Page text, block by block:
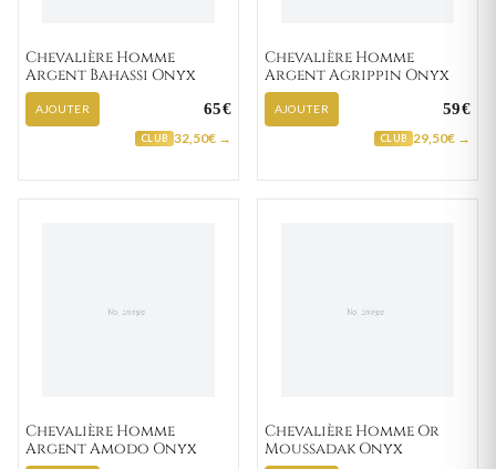
Chevalière Homme
Argent Bahassi Onyx
AJOUTER 65€
CLUB 32,50€ →
Chevalière Homme
Argent Agrippin Onyx
AJOUTER 59€
CLUB 29,50€ →
Chevalière Homme
Argent Amodo Onyx
Chevalière Homme Or
Moussadak Onyx